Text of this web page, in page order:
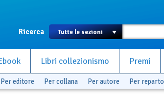
Ricerca
Libri collezionismo Premi
Per editore Per collana Per autore Per reparto